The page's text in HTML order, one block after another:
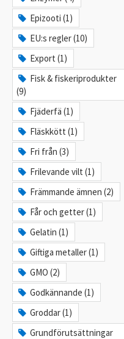
Epizooti (1)
EU:s regler (10)
Export (1)
Fisk & fiskeriprodukter
(9)
Fjäderfä (1)
Fläskkött (1)
Fri från (3)
Frilevande vilt (1)
Främmande ämnen (2)
Får och getter (1)
Gelatin (1)
Giftiga metaller (1)
GMO (2)
Godkännande (1)
Groddar (1)
Grundförutsättningar